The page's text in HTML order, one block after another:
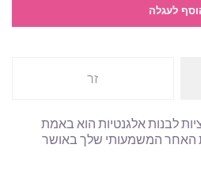
לעגלה
זר
הזה של 17 חרציות לבנות אלגנטיות הוא באמת
המשמעותי שלך באושר